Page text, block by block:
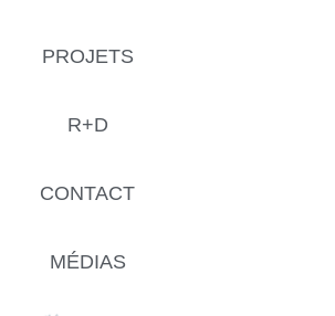
PROJETS
R+D​
CONTACT
MÉDIAS